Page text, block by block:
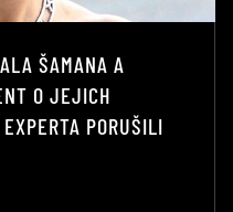
ŠAMANA A
O JEJICH
PORUŠILI